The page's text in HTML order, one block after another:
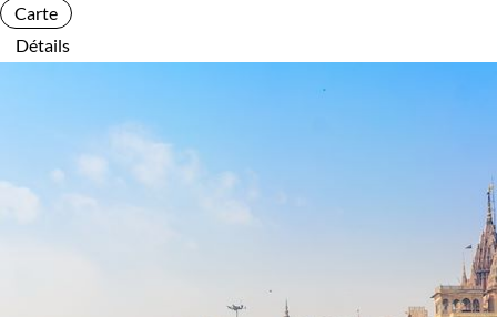
Carte
Détails